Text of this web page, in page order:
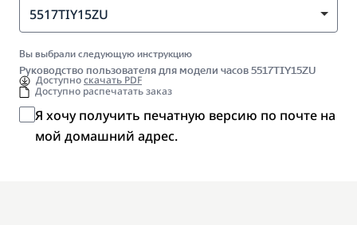
5517TIY15ZU
Вы выбрали следующую инструкцию
Руководство пользователя для модели часов 5517TIY15ZU
Доступноскачать PDF
Доступно распечатать заказ
Я хочу получить печатную версию по почте на
мой домашний адрес.